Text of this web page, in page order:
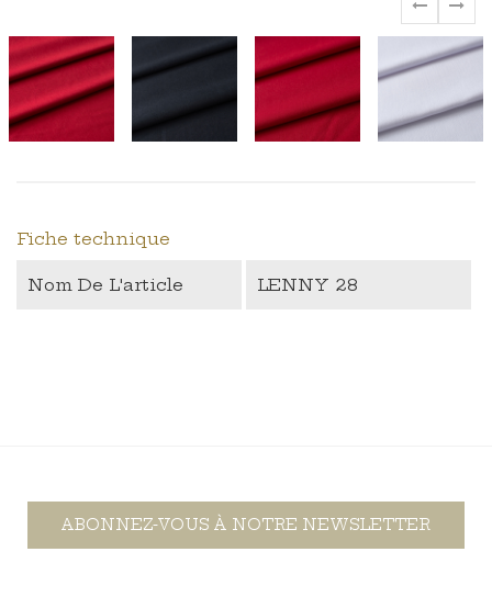
‹ ›
Fiche technique
Nom De L'article LENNY 28
ABONNEZ-VOUS À NOTRE NEWSLETTER